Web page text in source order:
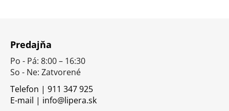
Predajňa
Po - Pá: 8:00 – 16:30
So - Ne: Zatvorené
Telefon | 911 347 925
E-mail | info@lipera.sk